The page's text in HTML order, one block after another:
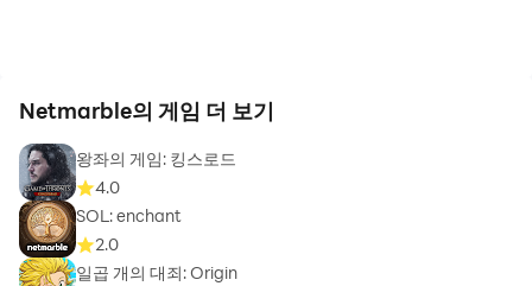
Netmarble의 게임 더 보기
왕좌의 게임: 킹스로드
4.0
SOL: enchant
2.0
일곱 개의 대죄: Origin